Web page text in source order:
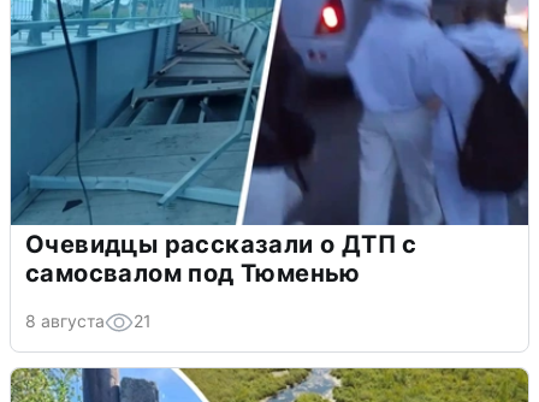
Очевидцы рассказали о ДТП с
самосвалом под Тюменью
8 августа 21